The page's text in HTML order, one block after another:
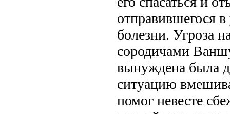
отправившегося
болезни. Угроза
сородичами
вынуждена была
ситуацию
помог невесте